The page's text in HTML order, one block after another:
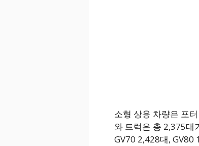
소형 상용 차량은 포
와 트럭은 총 2,375대
GV70 2,428대, GV80